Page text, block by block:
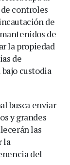
controles
de
de
la propiedad
de
custodia
busca enviar
y grandes
las
la
del